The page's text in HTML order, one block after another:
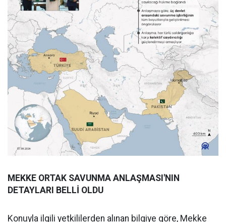
MEKKE ORTAK SAVUNMA ANLAŞMASI'NIN
DETAYLARI BELLİ OLDU
Konuyla ilgili yetkililerden alınan bilgiye göre, Mekke